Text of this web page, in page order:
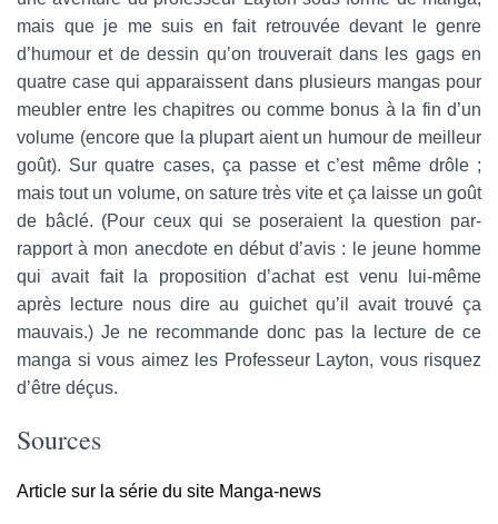
mais que je me suis en fait retrouvée devant le genre
d’humour et de dessin qu’on trouverait dans les gags en
quatre case qui apparaissent dans plusieurs mangas pour
meubler entre les chapitres ou comme bonus à la fin d’un
volume (encore que la plupart aient un humour de meilleur
goût). Sur quatre cases, ça passe et c’est même drôle ;
mais tout un volume, on sature très vite et ça laisse un goût
de bâclé. (Pour ceux qui se poseraient la question par-
rapport à mon anecdote en début d’avis : le jeune homme
qui avait fait la proposition d’achat est venu lui-même
après lecture nous dire au guichet qu’il avait trouvé ça
mauvais.) Je ne recommande donc pas la lecture de ce
manga si vous aimez les Professeur Layton, vous risquez
d’être déçus.
Sources
Article sur la série du site Manga-news